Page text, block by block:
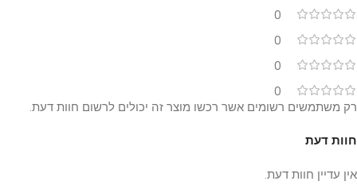
0
0
0
0
חוות דעת
אין עדיין חוות דעת.
רק משתמשים רשומים אשר רכשו מוצר זה יכולים לרשום חוות דעת.